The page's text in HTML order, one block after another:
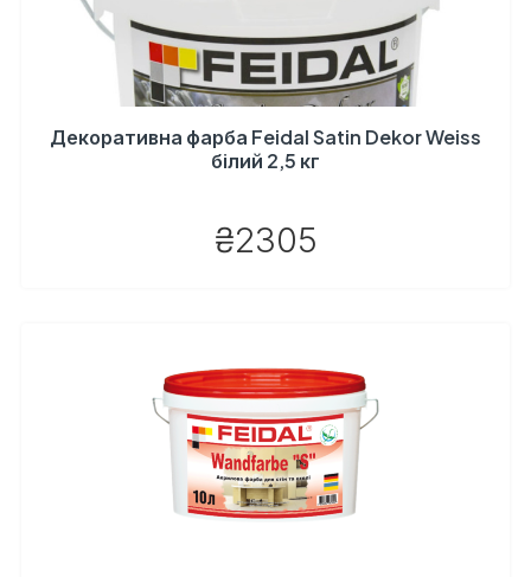
Декоративна фарба Feidal Satin Dekor Weiss
білий 2,5 кг
₴2305